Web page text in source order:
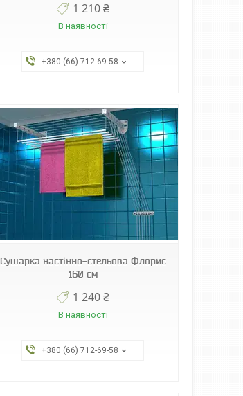
1 210 ₴
В наявності
+380 (66) 712-69-58
Сушарка настінно-стельова Флорис
160 см
1 240 ₴
В наявності
+380 (66) 712-69-58